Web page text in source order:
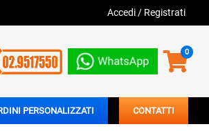
Accedi / Registrati
0
Sei un'azienda? ORDINI PERSONALIZZATI CONTATTI